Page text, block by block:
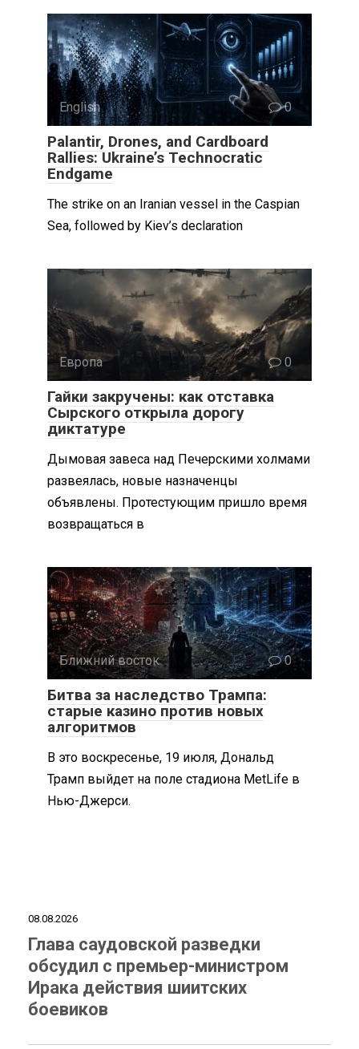
English 0
Palantir, Drones, and Cardboard
Rallies: Ukraine’s Technocratic
Endgame
The strike on an Iranian vessel in the Caspian
Sea, followed by Kiev’s declaration
Европа 0
Гайки закручены: как отставка
Сырского открыла дорогу
диктатуре
Дымовая завеса над Печерскими холмами
развеялась, новые назначенцы
объявлены. Протестующим пришло время
возвращаться в
Ближний восток 0
Битва за наследство Трампа:
старые казино против новых
алгоритмов
В это воскресенье, 19 июля, Дональд
Трамп выйдет на поле стадиона MetLife в
Нью-Джерси.
08.08.2026
Глава саудовской разведки
обсудил с премьер-министром
Ирака действия шиитских
боевиков